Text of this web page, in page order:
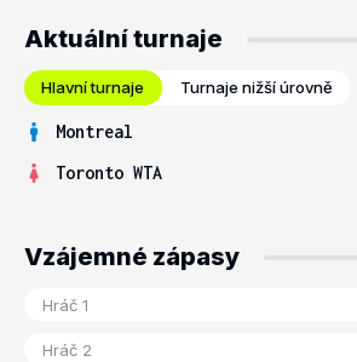
Aktuální turnaje
Hlavní turnaje Turnaje nižší úrovně
Montreal
Toronto WTA
Vzájemné zápasy